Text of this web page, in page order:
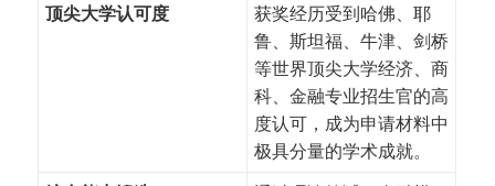
顶尖大学认可度
获奖经历受到哈佛、耶
鲁、斯坦福、牛津、剑桥
等世界顶尖大学经济、商
科、金融专业招生官的高
度认可，成为申请材料中
极具分量的学术成就。